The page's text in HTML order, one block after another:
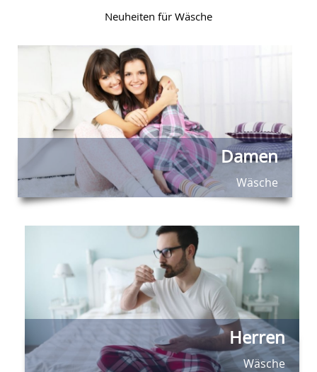
Neuheiten für Wäsche
Damen
Wäsche
Herren
Wäsche